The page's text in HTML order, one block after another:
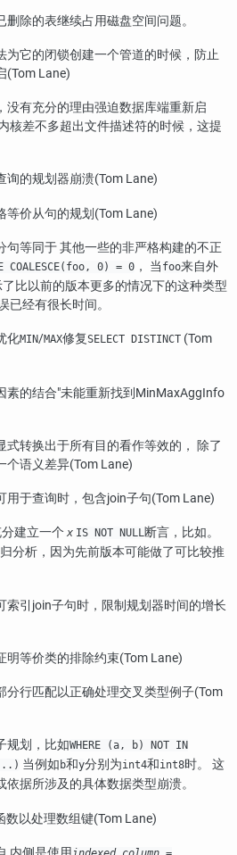
除的表继续占用磁盘空间问题。
为它的闭锁创建一个管道的时候，防止
(Tom Lane)
没有充分的理由强迫数据库端重新启
核差不多超出文件描述符的时候，这提
询的规划器崩溃(Tom Lane)
等价从句的规划(Tom Lane)
句等同于 其他一些的非严格构建的不正
COALESCE(foo, 0) = 0 ， 当 foo来自外
比以前的版本更多的情况下的这种类型
已经有很长时间。
化MIN/MAX修复SELECT DISTINCT (Tom
素的结合"未能重新找到MinMaxAggInfo
式转换出于所有目的看作等效的， 除了
个语义差异(Tom Lane)
用于查询时，包含join子句(Tom Lane)
建立一个 x IS NOT NULL断言，比如。
分析，因为先前版本可能做了可比较推
索引join子句时，限制规划器时间的增长
明等价类的排除约束(Tom Lane)
分行匹配以正确处理交叉类型例子(Tom
规划，比如WHERE (a, b) NOT IN
...) 当例如 b和y分别为int4和int8时。 这
据所涉及的具体数据类型崩溃。
以处理数组键(Tom Lane)